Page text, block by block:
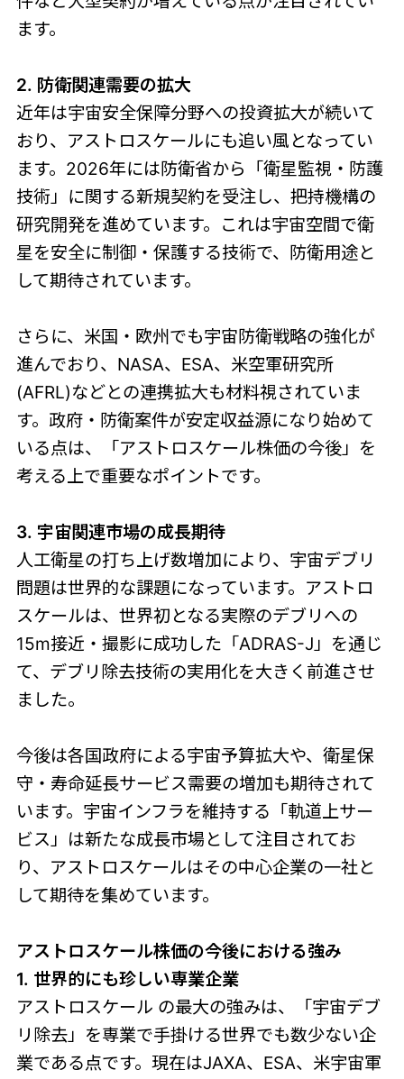
ます。
2. 防衛関連需要の拡大
近年は宇宙安全保障分野への投資拡大が続いて
おり、アストロスケールにも追い風となってい
ます。2026年には防衛省から「衛星監視・防護
技術」に関する新規契約を受注し、把持機構の
研究開発を進めています。これは宇宙空間で衛
星を安全に制御・保護する技術で、防衛用途と
して期待されています。
さらに、米国・欧州でも宇宙防衛戦略の強化が
進んでおり、NASA、ESA、米空軍研究所
(AFRL)などとの連携拡大も材料視されていま
す。政府・防衛案件が安定収益源になり始めて
いる点は、「アストロスケール株価の今後」を
考える上で重要なポイントです。
3. 宇宙関連市場の成長期待
人工衛星の打ち上げ数増加により、宇宙デブリ
問題は世界的な課題になっています。アストロ
スケールは、世界初となる実際のデブリへの
15m接近・撮影に成功した「ADRAS-J」を通じ
て、デブリ除去技術の実用化を大きく前進させ
ました。
今後は各国政府による宇宙予算拡大や、衛星保
守・寿命延長サービス需要の増加も期待されて
います。宇宙インフラを維持する「軌道上サー
ビス」は新たな成長市場として注目されてお
り、アストロスケールはその中心企業の一社と
して期待を集めています。
アストロスケール株価の今後における強み
1. 世界的にも珍しい専業企業
アストロスケール の最大の強みは、「宇宙デブ
リ除去」を専業で手掛ける世界でも数少ない企
業である点です。現在はJAXA、ESA、米宇宙軍